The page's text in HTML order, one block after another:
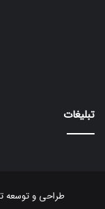
تبلیغات
طراحی و توسعه